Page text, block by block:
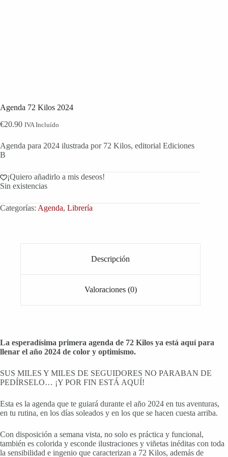
Agenda 72 Kilos 2024
€20.90 IVA Incluído
Agenda para 2024 ilustrada por 72 Kilos, editorial Ediciones
B
¡Quiero añadirlo a mis deseos!
Sin existencias
Categorías: Agenda, Librería
Descripción
Valoraciones (0)
La esperadísima primera agenda de 72 Kilos ya está aquí para
llenar el año 2024 de color y optimismo.
SUS MILES Y MILES DE SEGUIDORES NO PARABAN DE
PEDÍRSELO… ¡Y POR FIN ESTÁ AQUÍ!
Esta es la agenda que te guiará durante el año 2024 en tus aventuras,
en tu rutina, en los días soleados y en los que se hacen cuesta arriba.
Con disposición a semana vista, no solo es práctica y funcional,
también es colorida y esconde ilustraciones y viñetas inéditas con toda
la sensibilidad e ingenio que caracterizan a 72 Kilos, además de